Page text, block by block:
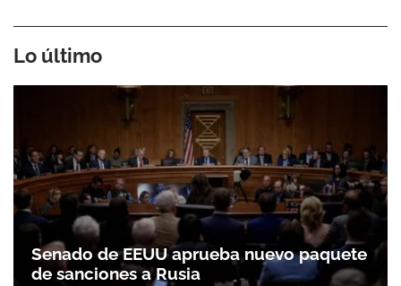
Lo último
Senado de EEUU aprueba nuevo paquete
de sanciones a Rusia